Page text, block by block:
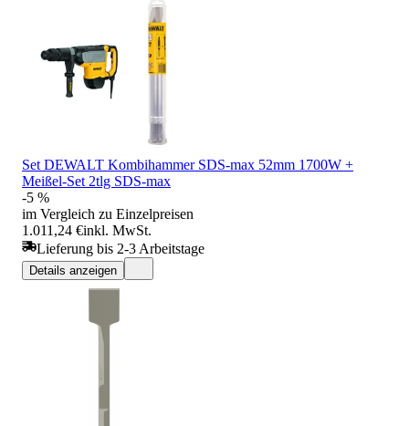
Set DEWALT Kombihammer SDS-max 52mm 1700W +
Meißel-Set 2tlg SDS-max
-5 %
im Vergleich zu Einzelpreisen
1.011,24 €inkl. MwSt.
Lieferung bis 2-3 Arbeitstage
Details anzeigen